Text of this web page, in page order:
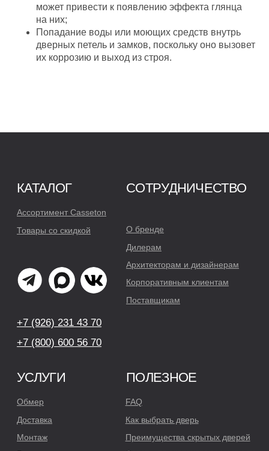
может привести к появлению эффекта глянца
на них;
Попадание воды или моющих средств внутрь
дверных петель и замков, поскольку оно вызовет
их коррозию и выход из строя.
* Организация Meta и её продукты Instagram и Facebook, признаны